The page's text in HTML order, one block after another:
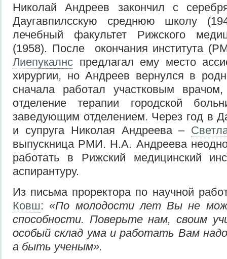
Николай Андреев закончил с
Даугавпилсскую среднюю школу
лечебный факультет Рижского
(1958). После окончания института
Лиепукалнс предлагал ему место
хирургии, но Андреев вернулся в
сначала работал участковым
отделение терапии городской
заведующим отделением. Через год в
и супруга Николая Андреева –
выпускница РМИ. Н.А. Андреева
работать в Рижский медицинский
аспирантуру.
Из письма проректора по научной
Ковш: «По молодости лет Вы не
способности. Поверьте нам, своим
особый склад ума и работать Вам
а быть ученым».